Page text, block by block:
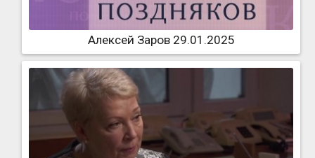
Алексей Заров 29.01.2025